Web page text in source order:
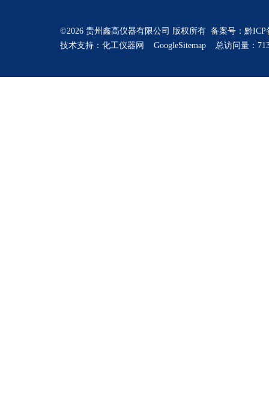
©2026 贵州鑫高仪器有限公司 版权所有 备案号： 黔ICP
技术支持： 化工仪器网 GoogleSitemap 总访问量：